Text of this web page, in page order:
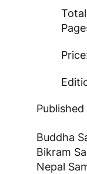
Total
Published
Buddha
Bikram
Nepal